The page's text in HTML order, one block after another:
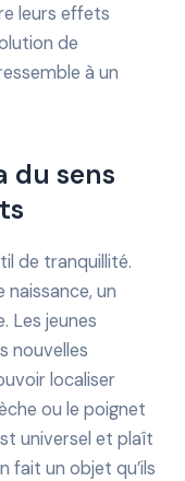
leurs effets
de
à un
du sens
de tranquillité.
naissance, un
Les jeunes
nouvelles
localiser
ou le poignet
universel et plaît
fait un objet qu’ils